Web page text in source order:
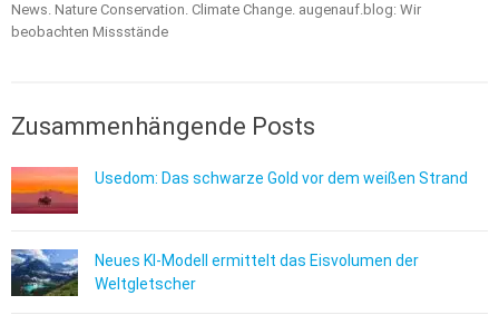
News. Nature Conservation. Climate Change. augenauf.blog: Wir
beobachten Missstände
Zusammenhängende Posts
Usedom: Das schwarze Gold vor dem weißen Strand
Neues KI-Modell ermittelt das Eisvolumen der
Weltgletscher